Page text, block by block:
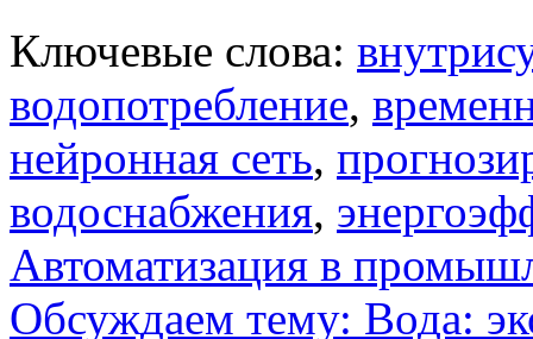
Ключевые слова:
водопотребление,
нейронная сеть,
водоснабжения,
Автоматизация в
Обсуждаем тему: Вода: